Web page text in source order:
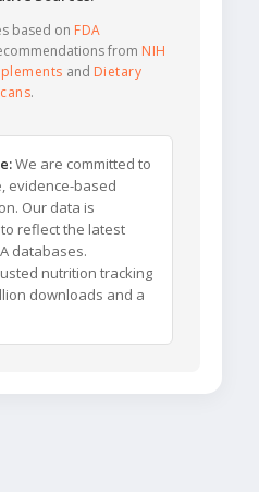
based on FDA
from NIH
and Dietary
.
We are committed to
evidence-based
Our data is
reflect the latest
databases.
nutrition tracking
downloads and a